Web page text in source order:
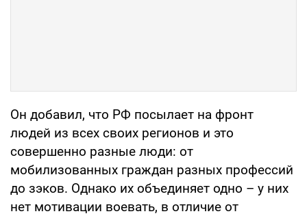
Он добавил, что РФ посылает на фронт
людей из всех своих регионов и это
совершенно разные люди: от
мобилизованных граждан разных профессий
до зэков. Однако их объединяет одно – у них
нет мотивации воевать, в отличие от